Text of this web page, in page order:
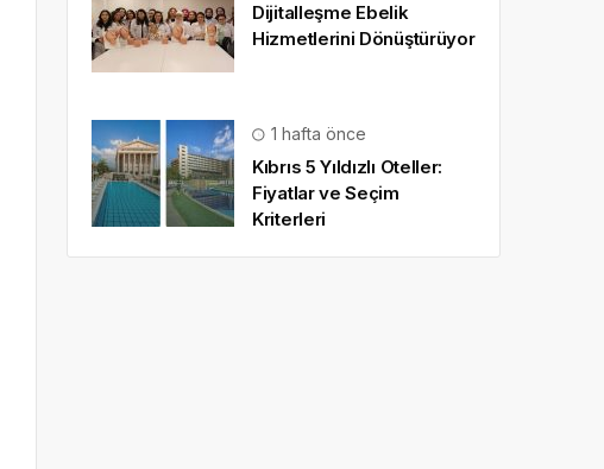
Dijitalleşme Ebelik
Hizmetlerini Dönüştürüyor
1 hafta önce
Kıbrıs 5 Yıldızlı Oteller:
Fiyatlar ve Seçim
Kriterleri